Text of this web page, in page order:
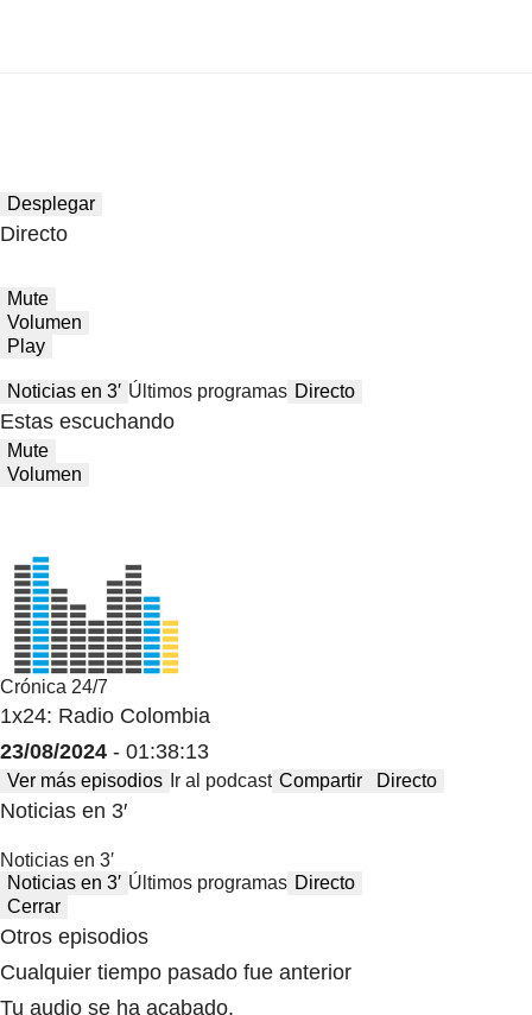
Desplegar
Directo
Mute
Volumen
Play
Noticias en 3′ Últimos programas Directo
Estas escuchando
Mute
Volumen
Crónica 24/7
1x24: Radio Colombia
23/08/2024 - 01:38:13
Ver más episodios Ir al podcast Compartir Directo
Noticias en 3′
Noticias en 3′
Noticias en 3′ Últimos programas Directo
Cerrar
Otros episodios
Cualquier tiempo pasado fue anterior
Tu audio se ha acabado.